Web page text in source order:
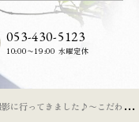
053-430-5123
10:00〜19:00 水曜定休
に行ってきました♪〜こだわり